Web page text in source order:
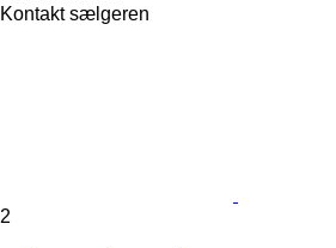
Kontakt sælgeren
2